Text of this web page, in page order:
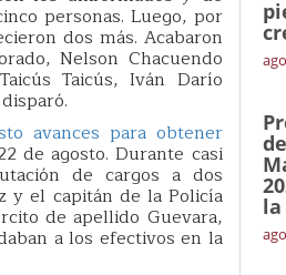
personas. Luego, por
dos más. Acabaron
Nelson Chacuendo
Taicús, Iván Darío
avances para obtener
de agosto. Durante casi
de cargos a dos
y el capitán de la Policía
de apellido Guevara,
a los efectivos en la
la